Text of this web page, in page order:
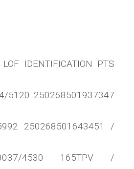
IDENTIFICATION PTS
5120 250268501937347
250268501643451 /
4530 165TPV /